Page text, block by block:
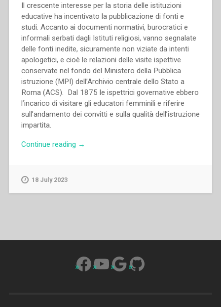
Il crescente interesse per la storia delle istituzioni
educative ha incentivato la pubblicazione di fonti e
studi. Accanto ai documenti normativi, burocratici e
informali serbati dagli Istituti religiosi, vanno segnalate
delle fonti inedite, sicuramente non viziate da intenti
apologetici, e cioè le relazioni delle visite ispettive
conservate nel fondo del Ministero della Pubblica
istruzione (MPI) dell’Archivio centrale dello Stato a
Roma (ACS). Dal 1875 le ispettrici governative ebbero
l’incarico di visitare gli educatori femminili e riferire
sull’andamento dei convitti e sulla qualità dell’istruzione
impartita.
Continue reading “Grazia
Ausiliatrice
Italia
attraverso
→
18 July 2023
Facebook
YouTube
Google
GitHub